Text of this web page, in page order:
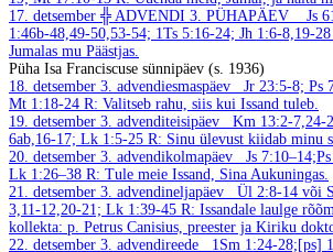
17. detsember ╬ ADVENDI 3. PÜHAPÄEV
Js
1:46b-48,49-50,53-54; 1Ts 5:16-24; Jh 1:6-8,19-28
Jumalas mu Päästjas.
Püha Isa Franciscuse sünnipäev (s. 1936)
18. detsember 3. advendiesmaspäev
Jr 23:5-8; Ps
Mt 1:18-24 R: Valitseb rahu, siis kui Issand tuleb.
19. detsember 3. advenditeisipäev
Km 13:2-7,24-
6ab,16-17; Lk 1:5-25 R: Sinu ülevust kiidab minu
20. detsember 3. advendikolmapäev
Js
Lk 1:26–38 R: Tule meie Issand, Sina Aukuningas.
21. detsember 3. advendineljapäev
Ül 2:8-14 või
3,11-12,20-21; Lk 1:39-45 R: Issandale laulge
kollekta: p. Petrus Canisius, preester ja Kiriku
22. detsember 3. advendireede
1Sm 1:24-28;[ps]